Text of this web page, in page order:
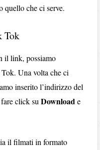
quello che ci serve.
Tok
il link, possiamo
Una volta che ci
inserito l’indirizzo del
fare click suDownloade
il filmati in formato